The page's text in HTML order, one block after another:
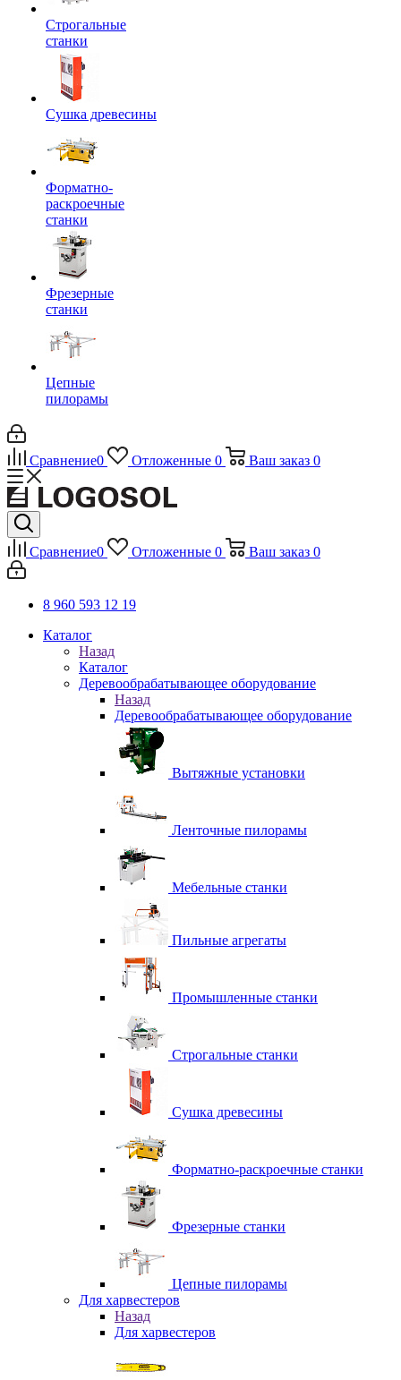
Строгальные
станки
Сушка древесины
Форматно-
раскроечные
станки
Фрезерные
станки
Цепные
пилорамы
Сравнение0 Отложенные 0 Ваш заказ 0
Сравнение0 Отложенные 0 Ваш заказ 0
8 960 593 12 19
Каталог
Назад
Каталог
Деревообрабатывающее оборудование
Назад
Деревообрабатывающее оборудование
Вытяжные установки
Ленточные пилорамы
Мебельные станки
Пильные агрегаты
Промышленные станки
Строгальные станки
Сушка древесины
Форматно-раскроечные станки
Фрезерные станки
Цепные пилорамы
Для харвестеров
Назад
Для харвестеров